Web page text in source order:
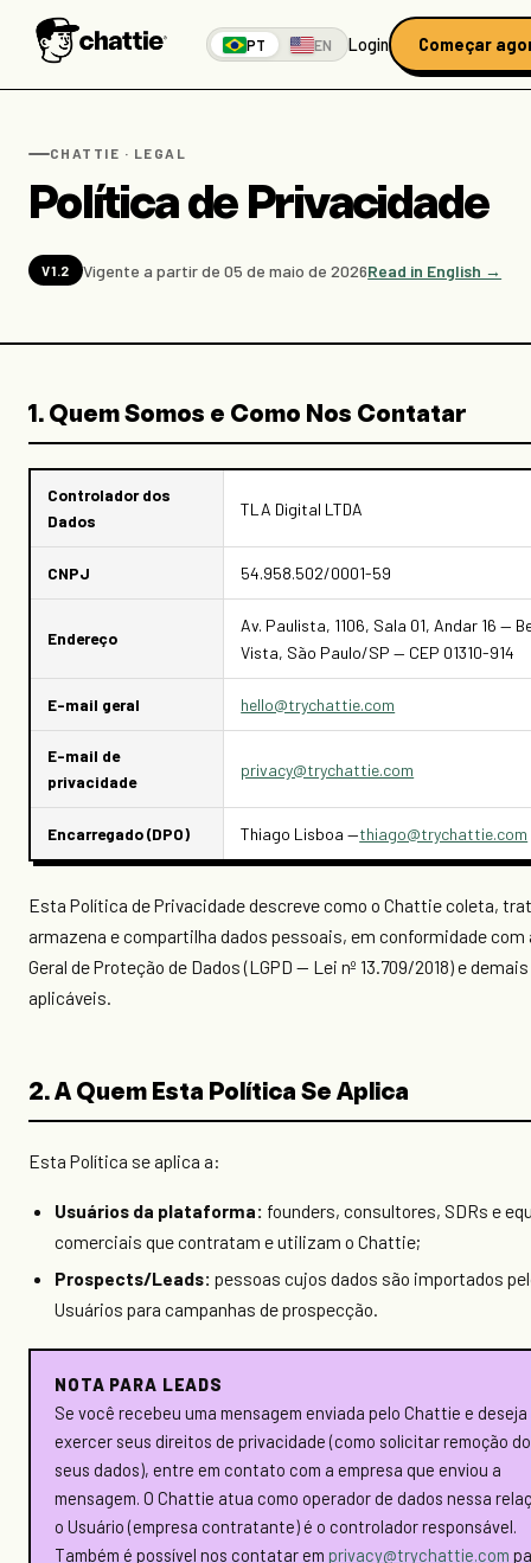
PT EN Login Começar
CHATTIE · LEGAL
Política de Privacidade
V1.2 Vigente a partir de 05 de maio de 2026Read in English →
1. Quem Somos e Como Nos Contatar
Controlador dos
Dados
TLA Digital LTDA
CNPJ 54.958.502/0001-59
Endereço
Av. Paulista, 1106, Sala 01, Andar 16 —
Vista, São Paulo/SP — CEP 01310-914
E-mail geral hello@trychattie.com
E-mail de
privacidade
privacy@trychattie.com
Encarregado (DPO) Thiago Lisboa —thiago@trychattie.com
Esta Política de Privacidade descreve como o Chattie coleta,
armazena e compartilha dados pessoais, em conformidade com
Geral de Proteção de Dados (LGPD — Lei nº 13.709/2018) e
aplicáveis.
2. A Quem Esta Política Se Aplica
Esta Política se aplica a:
Usuários da plataforma: founders, consultores, SDRs e
comerciais que contratam e utilizam o Chattie;
Prospects/Leads: pessoas cujos dados são importados
Usuários para campanhas de prospecção.
NOTA PARA LEADS
Se você recebeu uma mensagem enviada pelo Chattie e deseja
exercer seus direitos de privacidade (como solicitar remoção
seus dados), entre em contato com a empresa que enviou a
mensagem. O Chattie atua como operador de dados nessa
o Usuário (empresa contratante) é o controlador responsável.
Também é possível nos contatar em privacy@trychattie.com